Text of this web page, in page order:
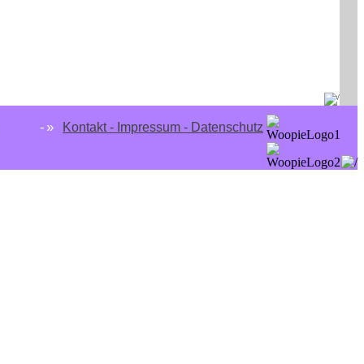
-» Kontakt - Impressum - Datenschutz